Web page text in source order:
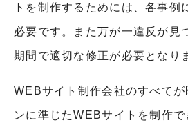
トを制作するためには、各事例
必要です。また万が一違反が見
期間で適切な修正が必要となり
WEBサイト制作会社のすべてが
ンに準じたWEBサイトを制作で